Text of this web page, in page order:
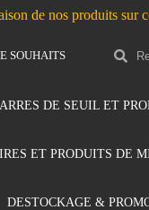
de nos produits sur
SOUHAITS
DE SEUIL ET
ET PRODUITS DE
DESTOCKAGE &